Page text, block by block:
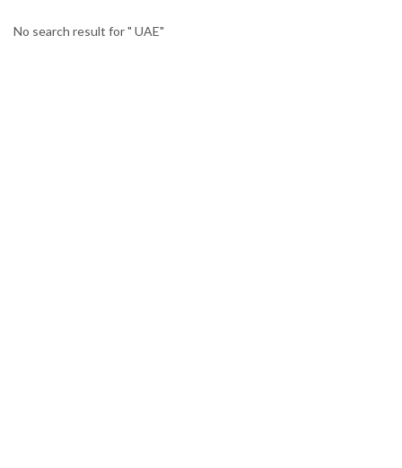
No search result for " UAE"